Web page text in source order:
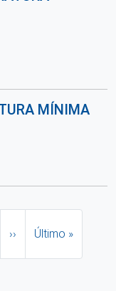
MÍNIMA
››
Último »